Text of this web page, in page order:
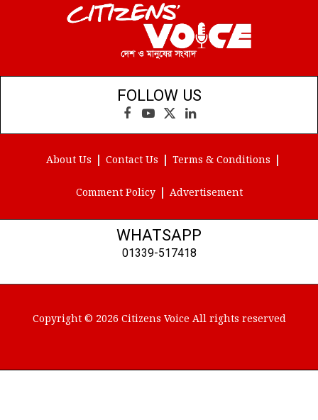
FOLLOW US
Facebook
YouTube
X
(Twitter)
LinkedIn
About Us Contact Us Terms & Conditions
Comment Policy Advertisement
WHATSAPP
01339-517418
Copyright © 2026 Citizens Voice All rights reserved